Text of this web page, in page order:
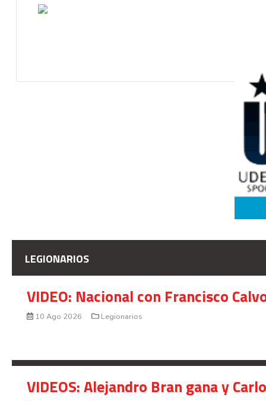
LEGIONARIOS
VIDEO: Nacional con Francisco
10 Ago 2026 Legionarios
VIDEOS: Alejandro Bran gana y